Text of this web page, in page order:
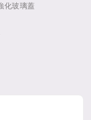
化玻璃蓋